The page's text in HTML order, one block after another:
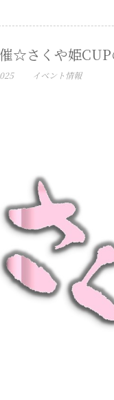
催☆さくや姫
イベント情報